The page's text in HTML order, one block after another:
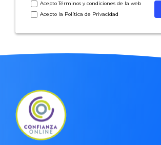
AceptoTérminos y condicionesde la web
Acepto la Política de Privacidad